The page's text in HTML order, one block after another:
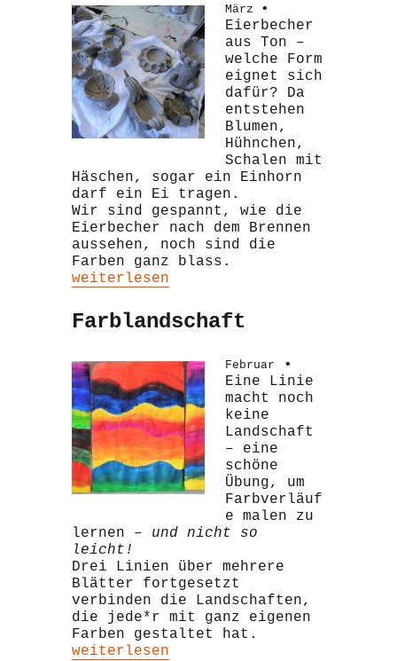
März
•
Eierbecher
aus Ton –
welche Form
eignet sich
dafür? Da
entstehen
Blumen,
Hühnchen,
Schalen mit
Häschen, sogar ein Einhorn
darf ein Ei tragen.
Wir sind gespannt, wie die
Eierbecher nach dem Brennen
aussehen, noch sind die
Farben ganz blass.
„Österliche Formen“
weiterlesen
Farblandschaft
Februar
•
Eine Linie
macht noch
keine
Landschaft
– eine
schöne
Übung, um
Farbverläuf
e malen zu
lernen – und nicht so
leicht!
Drei Linien über mehrere
Blätter fortgesetzt
verbinden die Landschaften,
die jede*r mit ganz eigenen
Farben gestaltet hat.
„Farblandschaft“
weiterlesen